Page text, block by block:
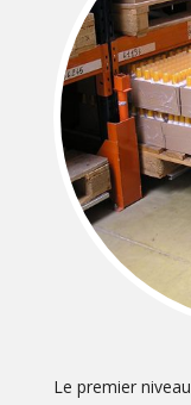
Le premier